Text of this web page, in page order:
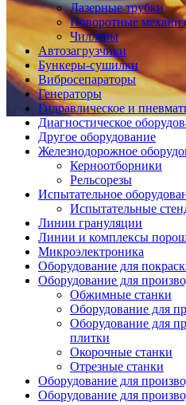
Лазерные трубки
Поворотные
Чиллеры
Автозагрузчики
Бункеры-сушилки
Вибросепараторы
Генераторы
Гидравлическое и
Диагностическое
Другое оборудование
Железнодорожное
Керноотборники
Рельсорезы
Испытательное
Испытательные
Линии грануляции
Линии и комплексы
Микроэлектроника
Оборудование для
Оборудование для
Обжимные станки
Оборудование для
Оборудование для
плитки
Окорочные станки
Отрезные станки
Оборудование для
Оборудование для